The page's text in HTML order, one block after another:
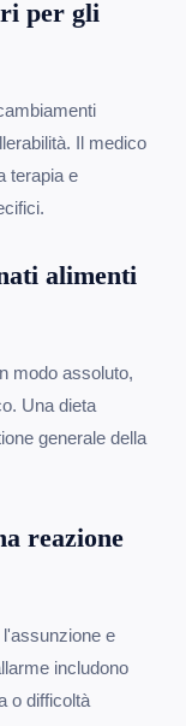
per gli
Il medico
terapia e
alimenti
modo assoluto,
Una dieta
generale della
reazione
e
includono
o difficoltà